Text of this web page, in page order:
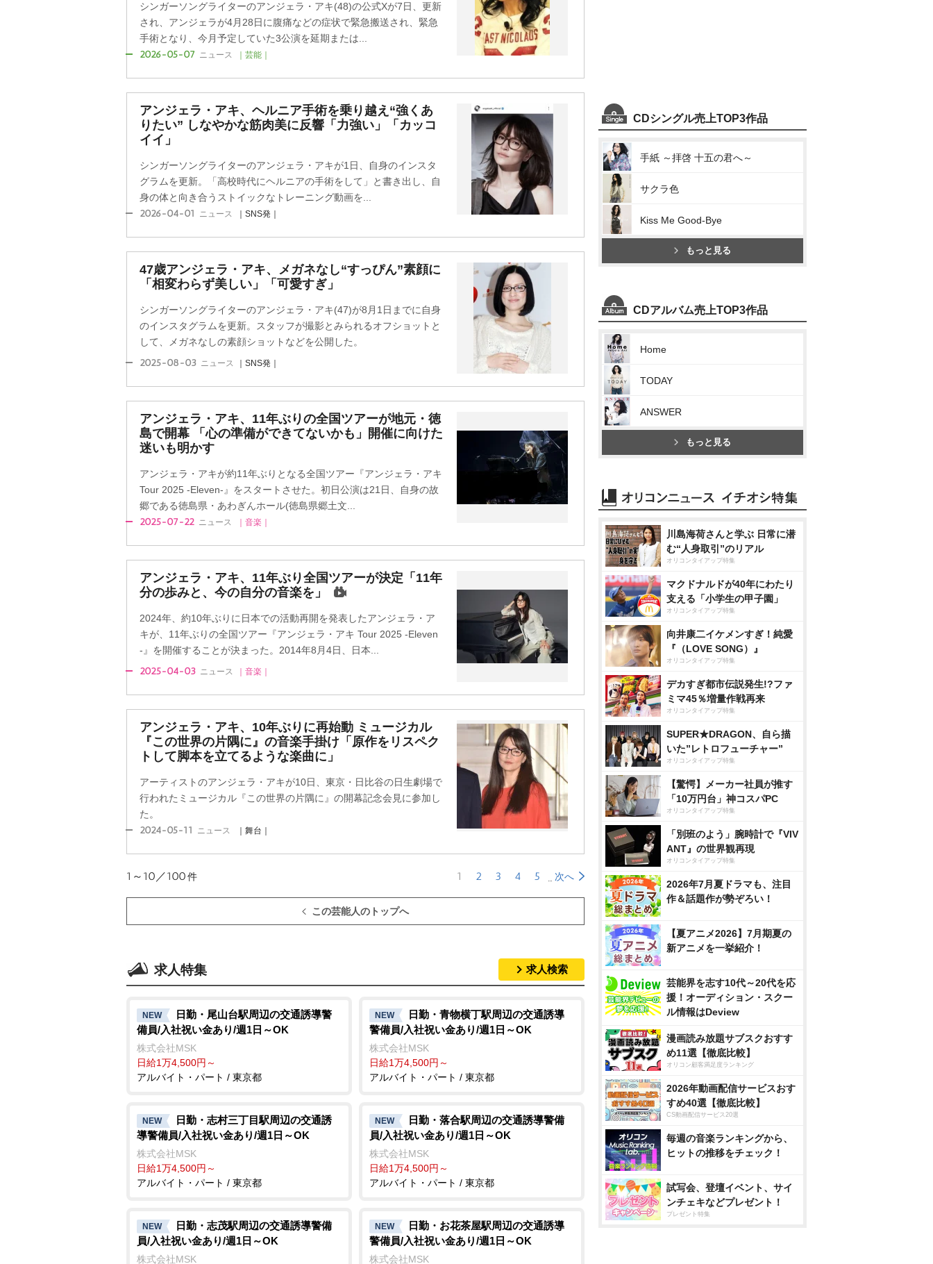
シンガーソングライターのアンジェラ・アキ(48)の公式Xが7日、更新
され、アンジェラが4月28日に腹痛などの症状で緊急搬送され、緊急
手術となり、今月予定していた3公演を延期または...
2026-05-07 ニュース ｜芸能｜
アンジェラ・アキ、ヘルニア手術を乗り越え“強くあ
りたい” しなやかな筋肉美に反響「力強い」「カッコ
イイ」
シンガーソングライターのアンジェラ・アキが1日、自身のインスタ
グラムを更新。「高校時代にヘルニアの手術をして」と書き出し、自
身の体と向き合うストイックなトレーニング動画を...
2026-04-01 ニュース ｜SNS発｜
47歳アンジェラ・アキ、メガネなし“すっぴん”素顔に
「相変わらず美しい」「可愛すぎ」
シンガーソングライターのアンジェラ・アキ(47)が8月1日までに自身
のインスタグラムを更新。スタッフが撮影とみられるオフショットと
して、メガネなしの素顔ショットなどを公開した。
2025-08-03 ニュース ｜SNS発｜
アンジェラ・アキ、11年ぶりの全国ツアーが地元・徳
島で開幕 「心の準備ができてないかも」開催に向けた
迷いも明かす
アンジェラ・アキが約11年ぶりとなる全国ツアー『アンジェラ・アキ
Tour 2025 -Eleven-』をスタートさせた。初日公演は21日、自身の故
郷である徳島県・あわぎんホール(徳島県郷土文...
2025-07-22 ニュース ｜音楽｜
アンジェラ・アキ、11年ぶり全国ツアーが決定「11年
分の歩みと、今の自分の音楽を」
2024年、約10年ぶりに日本での活動再開を発表したアンジェラ・ア
キが、11年ぶりの全国ツアー『アンジェラ・アキ Tour 2025 -Eleven
-』を開催することが決まった。2014年8月4日、日本...
2025-04-03 ニュース ｜音楽｜
アンジェラ・アキ、10年ぶりに再始動 ミュージカル
『この世界の片隅に』の音楽手掛け「原作をリスペク
トして脚本を立てるような楽曲に」
アーティストのアンジェラ・アキが10日、東京・日比谷の日生劇場で
行われたミュージカル『この世界の片隅に』の開幕記念会見に参加し
た。
2024-05-11 ニュース ｜舞台｜
1～10／100件 1 2 3 4 5 次へ
この芸能人のトップへ
求人特集 求人検索
NEW
日勤・尾山台駅周辺の交通誘導警
備員/入社祝い金あり/週1日～OK
株式会社MSK
日給1万4,500円～
アルバイト・パート / 東京都
NEW
日勤・青物横丁駅周辺の交通誘導
警備員/入社祝い金あり/週1日～OK
株式会社MSK
日給1万4,500円～
アルバイト・パート / 東京都
NEW
日勤・志村三丁目駅周辺の交通誘
導警備員/入社祝い金あり/週1日～OK
株式会社MSK
日給1万4,500円～
アルバイト・パート / 東京都
NEW
日勤・落合駅周辺の交通誘導警備
員/入社祝い金あり/週1日～OK
株式会社MSK
日給1万4,500円～
アルバイト・パート / 東京都
NEW
日勤・志茂駅周辺の交通誘導警備
員/入社祝い金あり/週1日～OK
株式会社MSK
NEW
日勤・お花茶屋駅周辺の交通誘導
警備員/入社祝い金あり/週1日～OK
株式会社MSK
CDシングル売上TOP3作品
手紙 ～拝啓 十五の君へ～
サクラ色
Kiss Me Good-Bye
もっと見る
CDアルバム売上TOP3作品
Home
TODAY
ANSWER
もっと見る
川島海荷さんと学ぶ 日常に潜
む“人身取引”のリアル
オリコンタイアップ特集
マクドナルドが40年にわたり
支える「小学生の甲子園」
オリコンタイアップ特集
向井康二イケメンすぎ！純愛
『（LOVE SONG）』
オリコンタイアップ特集
デカすぎ都市伝説発生!?ファ
ミマ45％増量作戦再来
オリコンタイアップ特集
SUPER★DRAGON、自ら描
いた”レトロフューチャー”
オリコンタイアップ特集
【驚愕】メーカー社員が推す
「10万円台」神コスパPC
オリコンタイアップ特集
「別班のよう」腕時計で『VIV
ANT』の世界観再現
オリコンタイアップ特集
2026年7月夏ドラマも、注目
作＆話題作が勢ぞろい！
【夏アニメ2026】7月期夏の
新アニメを一挙紹介！
芸能界を志す10代～20代を応
援！オーディション・スクー
ル情報はDeview
漫画読み放題サブスクおすす
め11選【徹底比較】
オリコン顧客満足度ランキング
2026年動画配信サービスおす
すめ40選【徹底比較】
CS動画配信サービス20選
毎週の音楽ランキングから、
ヒットの推移をチェック！
試写会、登壇イベント、サイ
ンチェキなどプレゼント！
プレゼント特集